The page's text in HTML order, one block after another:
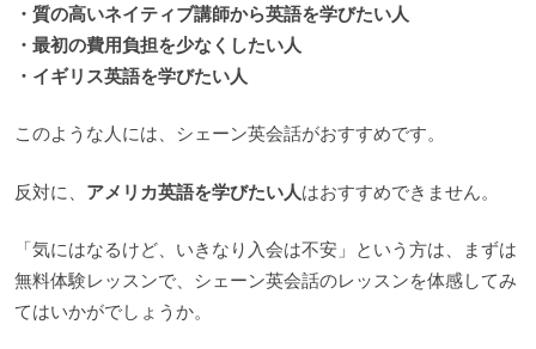
・質の高いネイティブ講師から英語を学びたい人
・最初の費用負担を少なくしたい人
・イギリス英語を学びたい人
このような人には、シェーン英会話がおすすめです。
反対に、 アメリカ英語を学びたい人はおすすめできません。
「気にはなるけど、いきなり入会は不安」という方は、まずは
無料体験レッスンで、シェーン英会話のレッスンを体感してみ
てはいかがでしょうか。